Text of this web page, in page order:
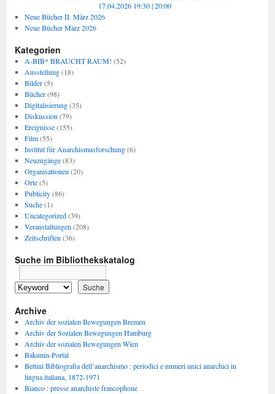
17.04.2026 19:30 | 20:00
Neue Bücher II. März 2026
Neue Bücher März 2026
Kategorien
A-BIB* BRAUCHT RAUM! (52)
Ausstellung(18)
Bilder(5)
Bücher(98)
Digitalisierung(35)
Diskussion (79)
Ereignisse(155)
Film(55)
Institut für Anarchismusforschung(6)
Neuzugänge(83)
Organisationen (20)
Orte(5)
Publicity(86)
Suche(1)
Uncategorized(39)
Veranstaltungen (208)
Zeitschriften (36)
Suche im Bibliothekskatalog
Archive
Archiv der sozialen Bewegungen Bremen
Archiv der Sozialen Bewegungen Hamburg
Archiv der sozialen Bewegungen Wien
Bakunin-Portal
Bettini Bibliografia dell’anarchismo : periodici e numeri unici anarchici in
lingua italiana, 1872-1971
Bianco : presse anarchiste francophone